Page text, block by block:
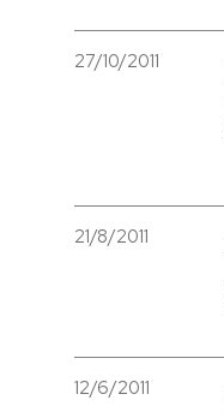
27/10/2011
21/8/2011
12/6/2011